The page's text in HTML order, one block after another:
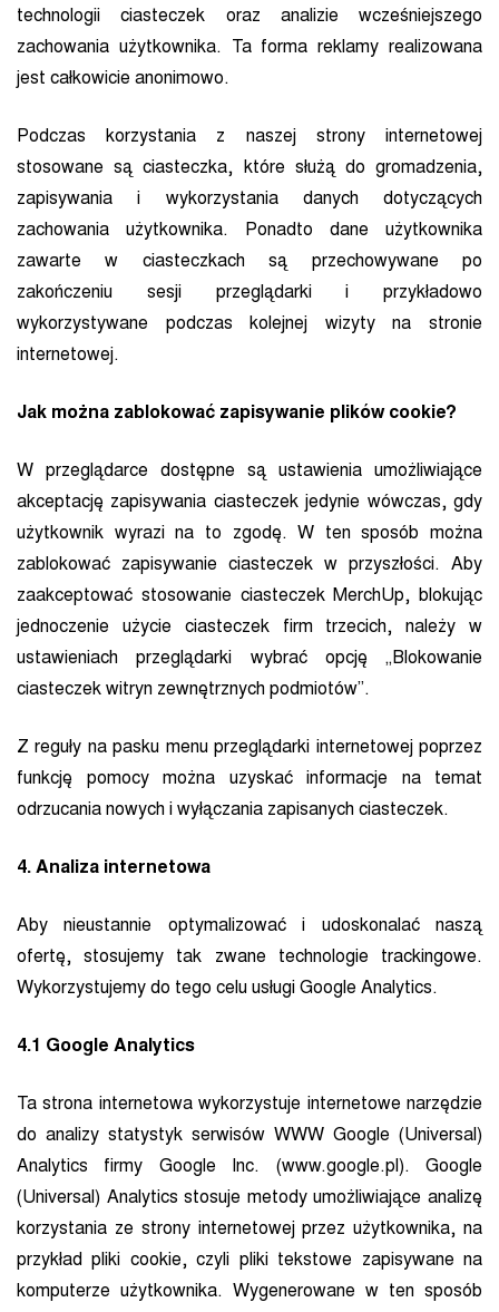
technologii ciasteczek oraz analizie wcześniejszego
zachowania użytkownika. Ta forma reklamy realizowana
jest całkowicie anonimowo.
Podczas korzystania z naszej strony internetowej
stosowane są ciasteczka, które służą do gromadzenia,
zapisywania i wykorzystania danych dotyczących
zachowania użytkownika. Ponadto dane użytkownika
zawarte w ciasteczkach są przechowywane po
zakończeniu sesji przeglądarki i przykładowo
wykorzystywane podczas kolejnej wizyty na stronie
internetowej.
Jak można zablokować zapisywanie plików cookie?
W przeglądarce dostępne są ustawienia umożliwiające
akceptację zapisywania ciasteczek jedynie wówczas, gdy
użytkownik wyrazi na to zgodę. W ten sposób można
zablokować zapisywanie ciasteczek w przyszłości. Aby
zaakceptować stosowanie ciasteczek MerchUp, blokując
jednoczenie użycie ciasteczek firm trzecich, należy w
ustawieniach przeglądarki wybrać opcję „Blokowanie
ciasteczek witryn zewnętrznych podmiotów”.
Z reguły na pasku menu przeglądarki internetowej poprzez
funkcję pomocy można uzyskać informacje na temat
odrzucania nowych i wyłączania zapisanych ciasteczek.
4. Analiza internetowa
Aby nieustannie optymalizować i udoskonalać naszą
ofertę, stosujemy tak zwane technologie trackingowe.
Wykorzystujemy do tego celu usługi Google Analytics.
4.1 Google Analytics
Ta strona internetowa wykorzystuje internetowe narzędzie
do analizy statystyk serwisów WWW Google (Universal)
Analytics firmy Google Inc. (www.google.pl). Google
(Universal) Analytics stosuje metody umożliwiające analizę
korzystania ze strony internetowej przez użytkownika, na
przykład pliki cookie, czyli pliki tekstowe zapisywane na
komputerze użytkownika. Wygenerowane w ten sposób